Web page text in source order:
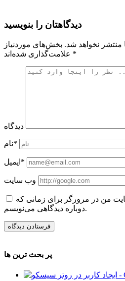
دیدگاهتان را بنویسید
منتشر نخواهد شد. بخش‌های موردنیاز
*
دیدگاه
نام*
ایمیل*
وب سایت
من در مرورگر برای زمانی که
دوباره دیدگاهی می‌نویسم.
پر بحث ترین ها